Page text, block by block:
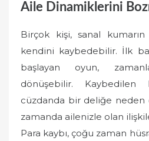
Aile Dinamiklerini
Birçok kişi, sanal kumarın
kendini kaybedebilir. İlk
başlayan oyun,
dönüşebilir.
cüzdanda bir deliğe neden
zamanda ailenizle olan
Para kaybı, çoğu zaman